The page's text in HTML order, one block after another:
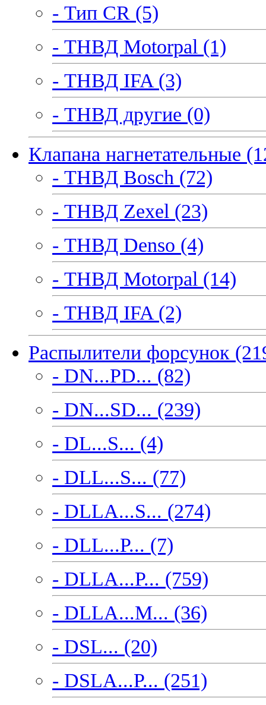
- Тип CR (5)
- ТНВД Motorpal (1)
- ТНВД IFA (3)
- ТНВД другие (0)
Клапана нагнетательные
- ТНВД Bosch (72)
- ТНВД Zexel (23)
- ТНВД Denso (4)
- ТНВД Motorpal (14)
- ТНВД IFA (2)
Распылители форсунок
- DN...PD... (82)
- DN...SD... (239)
- DL...S... (4)
- DLL...S... (77)
- DLLA...S... (274)
- DLL...P... (7)
- DLLA...P... (759)
- DLLA...M... (36)
- DSL... (20)
- DSLA...P... (251)